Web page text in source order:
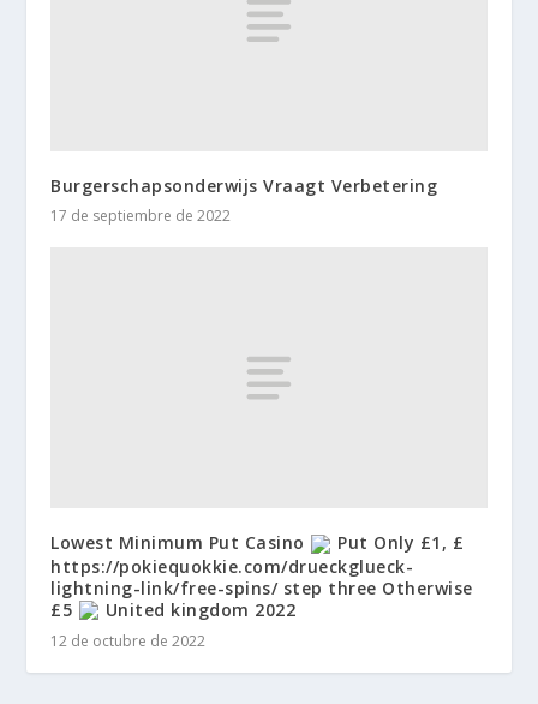
Burgerschapsonderwijs Vraagt Verbetering
17 de septiembre de 2022
Lowest Minimum Put Casino
Put Only £1, £
https://pokiequokkie.com/drueckglueck-
lightning-link/free-spins/ step three Otherwise
£5
United kingdom 2022
12 de octubre de 2022